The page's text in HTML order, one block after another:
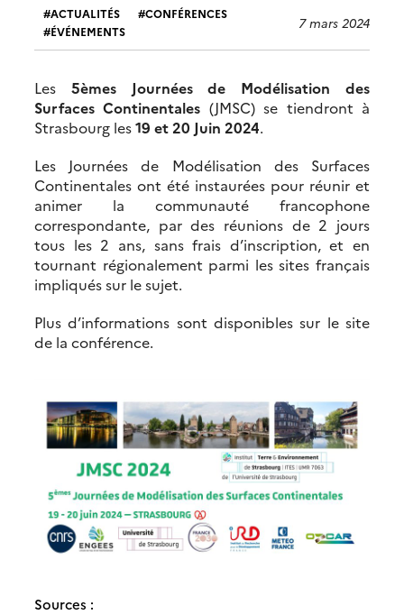
ACTUALITÉS
CONFÉRENCES
ÉVÉNEMENTS
7 mars 2024
Les 5èmes Journées de Modélisation des
Surfaces Continentales (JMSC) se tiendront à
Strasbourg les19 et 20 Juin 2024.
Les Journées de Modélisation des Surfaces
Continentales ont été instaurées pour réunir et
animer la communauté francophone
correspondante, par des réunions de 2 jours
tous les 2 ans, sans frais d’inscription, et en
tournant régionalement parmi les sites français
impliqués sur le sujet.
Plus d’informations sont disponibles sur le site
de la conférence.
Sources :